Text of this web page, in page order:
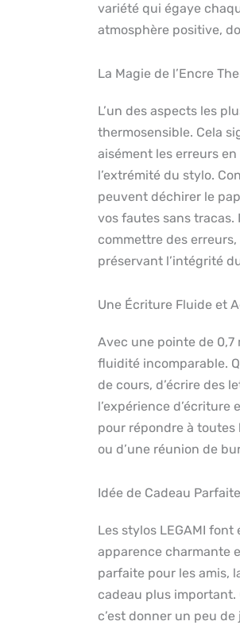
variété qui égaye
atmosphère positive,
La Magie de l’Encre
L’un des aspects les
thermosensible. Cela
aisément les erreurs
l’extrémité du stylo.
peuvent déchirer le
vos fautes sans tracas.
commettre des
préservant l’intégrité
Une Écriture Fluide et
Avec une pointe de 0,7
fluidité incomparable.
de cours, d’écrire des
l’expérience
pour répondre à toutes
ou d’une réunion de
Idée de Cadeau Parfaite
Les stylos LEGAMI
apparence charmante
parfaite pour les amis,
cadeau plus
c’est donner un peu